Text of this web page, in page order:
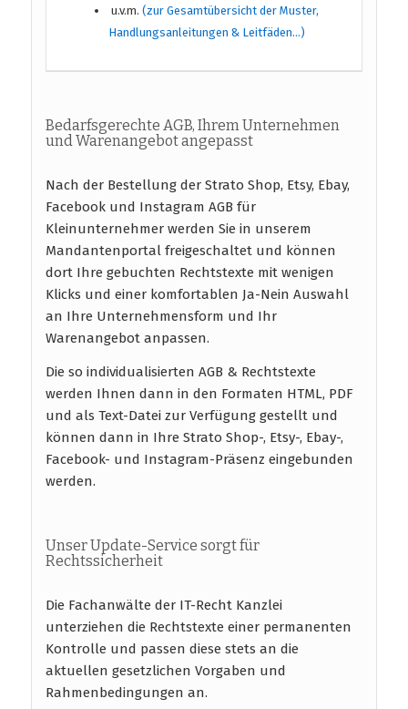
u.v.m.(zur Gesamtübersicht der Muster,
Handlungsanleitungen & Leitfäden…)
Bedarfsgerechte AGB, Ihrem Unternehmen
und Warenangebot angepasst
Nach der Bestellung der Strato Shop, Etsy, Ebay,
Facebook und Instagram AGB für
Kleinunternehmer werden Sie in unserem
Mandantenportal freigeschaltet und können
dort Ihre gebuchten Rechtstexte mit wenigen
Klicks und einer komfortablen Ja-Nein Auswahl
an Ihre Unternehmensform und Ihr
Warenangebot anpassen.
Die so individualisierten AGB & Rechtstexte
werden Ihnen dann in den Formaten HTML, PDF
und als Text-Datei zur Verfügung gestellt und
können dann in Ihre Strato Shop-, Etsy-, Ebay-,
Facebook- und Instagram-Präsenz eingebunden
werden.
Unser Update-Service sorgt für
Rechtssicherheit
Die Fachanwälte der IT-Recht Kanzlei
unterziehen die Rechtstexte einer permanenten
Kontrolle und passen diese stets an die
aktuellen gesetzlichen Vorgaben und
Rahmenbedingungen an.